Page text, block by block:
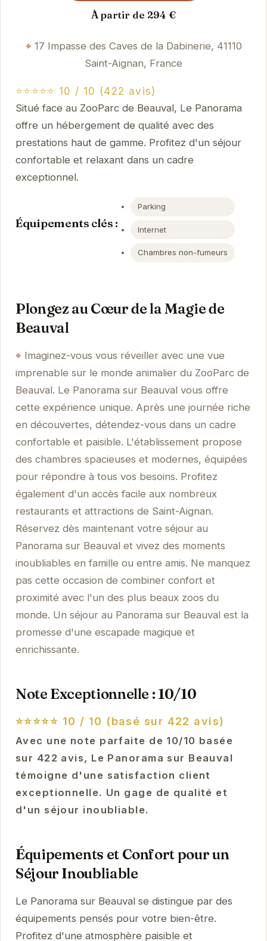
À partir de 294 €
17 Impasse des Caves de la Dabinerie, 41110
Saint-Aignan, France
⭐⭐⭐⭐⭐ 10 / 10 (422 avis)
Situé face au ZooParc de Beauval, Le Panorama
offre un hébergement de qualité avec des
prestations haut de gamme. Profitez d'un séjour
confortable et relaxant dans un cadre
exceptionnel.
Équipements clés :
Parking
Internet
Chambres non-fumeurs
Plongez au Cœur de la Magie de
Beauval
Imaginez-vous vous réveiller avec une vue
imprenable sur le monde animalier du ZooParc de
Beauval. Le Panorama sur Beauval vous offre
cette expérience unique. Après une journée riche
en découvertes, détendez-vous dans un cadre
confortable et paisible. L'établissement propose
des chambres spacieuses et modernes, équipées
pour répondre à tous vos besoins. Profitez
également d'un accès facile aux nombreux
restaurants et attractions de Saint-Aignan.
Réservez dès maintenant votre séjour au
Panorama sur Beauval et vivez des moments
inoubliables en famille ou entre amis. Ne manquez
pas cette occasion de combiner confort et
proximité avec l'un des plus beaux zoos du
monde. Un séjour au Panorama sur Beauval est la
promesse d'une escapade magique et
enrichissante.
Note Exceptionnelle : 10/10
⭐⭐⭐⭐⭐ 10 / 10 (basé sur 422 avis)
Avec une note parfaite de 10/10 basée
sur 422 avis, Le Panorama sur Beauval
témoigne d'une satisfaction client
exceptionnelle. Un gage de qualité et
d'un séjour inoubliable.
Équipements et Confort pour un
Séjour Inoubliable
Le Panorama sur Beauval se distingue par des
équipements pensés pour votre bien-être.
Profitez d'une atmosphère paisible et